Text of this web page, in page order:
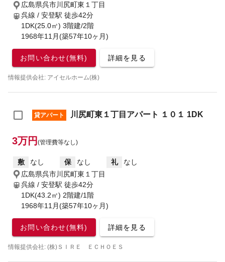
広島県呉市川尻町東１丁目
呉線 / 安登駅 徒歩42分
1DK(25.0㎡) 3階建/2階
1968年11月(築57年10ヶ月)
お問い合わせ(無料) 詳細を見る
情報提供会社: アイセルホーム(株)
貸アパート 川尻町東１丁目アパート １０１ 1DK
3万円 (管理費等なし)
敷 なし 保 なし 礼
なし
広島県呉市川尻町東１丁目
呉線 / 安登駅 徒歩42分
1DK(43.2㎡) 2階建/1階
1968年11月(築57年10ヶ月)
お問い合わせ(無料) 詳細を見る
情報提供会社: (株)ＳＩＲＥ ＥＣＨＯＥＳ